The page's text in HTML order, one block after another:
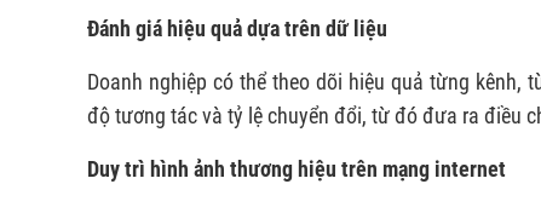
Đánh giá hiệu quả dựa trên dữ liệu
Doanh nghiệp có thể theo dõi hiệu quả từng
độ tương tác và tỷ lệ chuyển đổi, từ đó đưa ra điều
Duy trì hình ảnh thương hiệu trên mạng internet